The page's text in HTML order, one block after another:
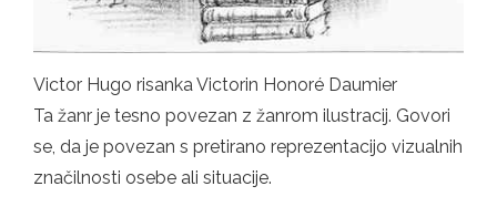
Victor Hugo risanka Victorin Honoré Daumier
Ta žanr je tesno povezan z žanrom ilustracij. Govori
se, da je povezan s pretirano reprezentacijo vizualnih
značilnosti osebe ali situacije.